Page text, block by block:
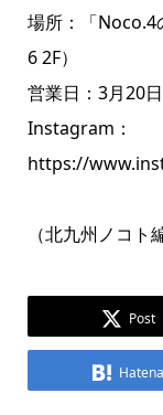
場所：「Noco.4
6 2F）
営業日：3月20
Instagram：
https://
（北九州ノコト
Post
Hatena